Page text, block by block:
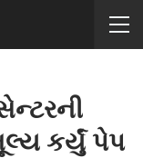
કર્યું પેપ